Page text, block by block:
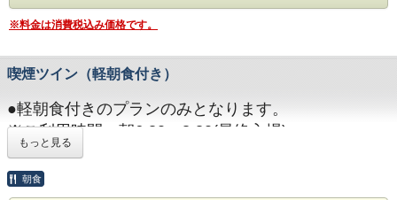
100%
●満室の場合でも空きがある場合もございます。お電
話にて確認ください。
●キャンセルにつきましては、ご宿泊開始日を起算と
し以下の通り申し受けます。
・ご宿泊日二日前まで・・・ 無料
・ご宿泊日前日・・・ 宿泊料金の30%
・ご宿泊日当日、連絡なき不泊・・・ 宿泊料金の
100%
※料金は消費税込み価格です。
喫煙ツイン（軽朝食付き）
●軽朝食付きのプランのみとなります。
※ご利用時間：朝6:30～8:30(最終入場)
●駐車料金は一律\300/1台1泊となります。
大型車等でお越しの方は、ご要望欄にその旨記載をお
もっと見る
朝食